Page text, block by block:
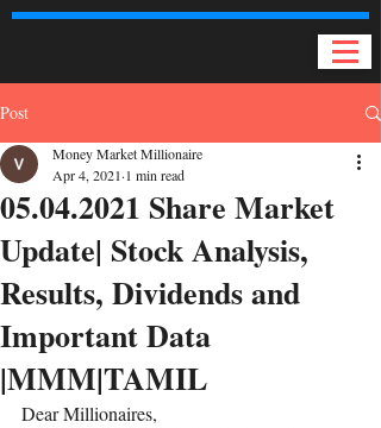
Post
05.04.2021 Share Market
Update| Stock Analysis,
Results, Dividends and
Important Data
|MMM|TAMIL
Money Market Millionaire
Apr 4, 2021 1 min read
Dear Millionaires,